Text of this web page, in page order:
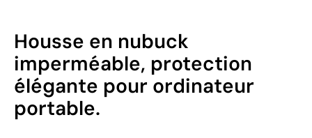
Housse en nubuck
imperméable, protection
élégante pour ordinateur
portable.